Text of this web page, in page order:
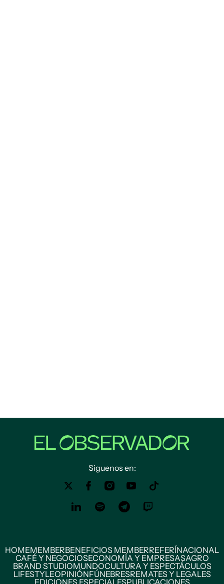
Siguenos en:
HOMEMEMBERBENEFICIOS MEMBERREFERÍNACIONAL
CAFÉ Y NEGOCIOSECONOMÍA Y EMPRESASAGRO
BRAND STUDIOMUNDOCULTURA Y ESPECTÁCULOS
LIFESTYLEOPINIÓNFÚNEBRESREMATES Y LEGALES
EDICIONES ESPECIALESPUBLICACIONES